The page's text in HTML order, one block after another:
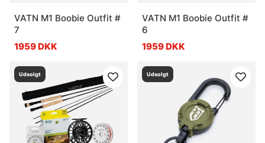
VATN M1 Boobie Outfit #
7
1959 DKK
VATN M1 Boobie Outfit #
6
1959 DKK
Udsolgt Udsolgt